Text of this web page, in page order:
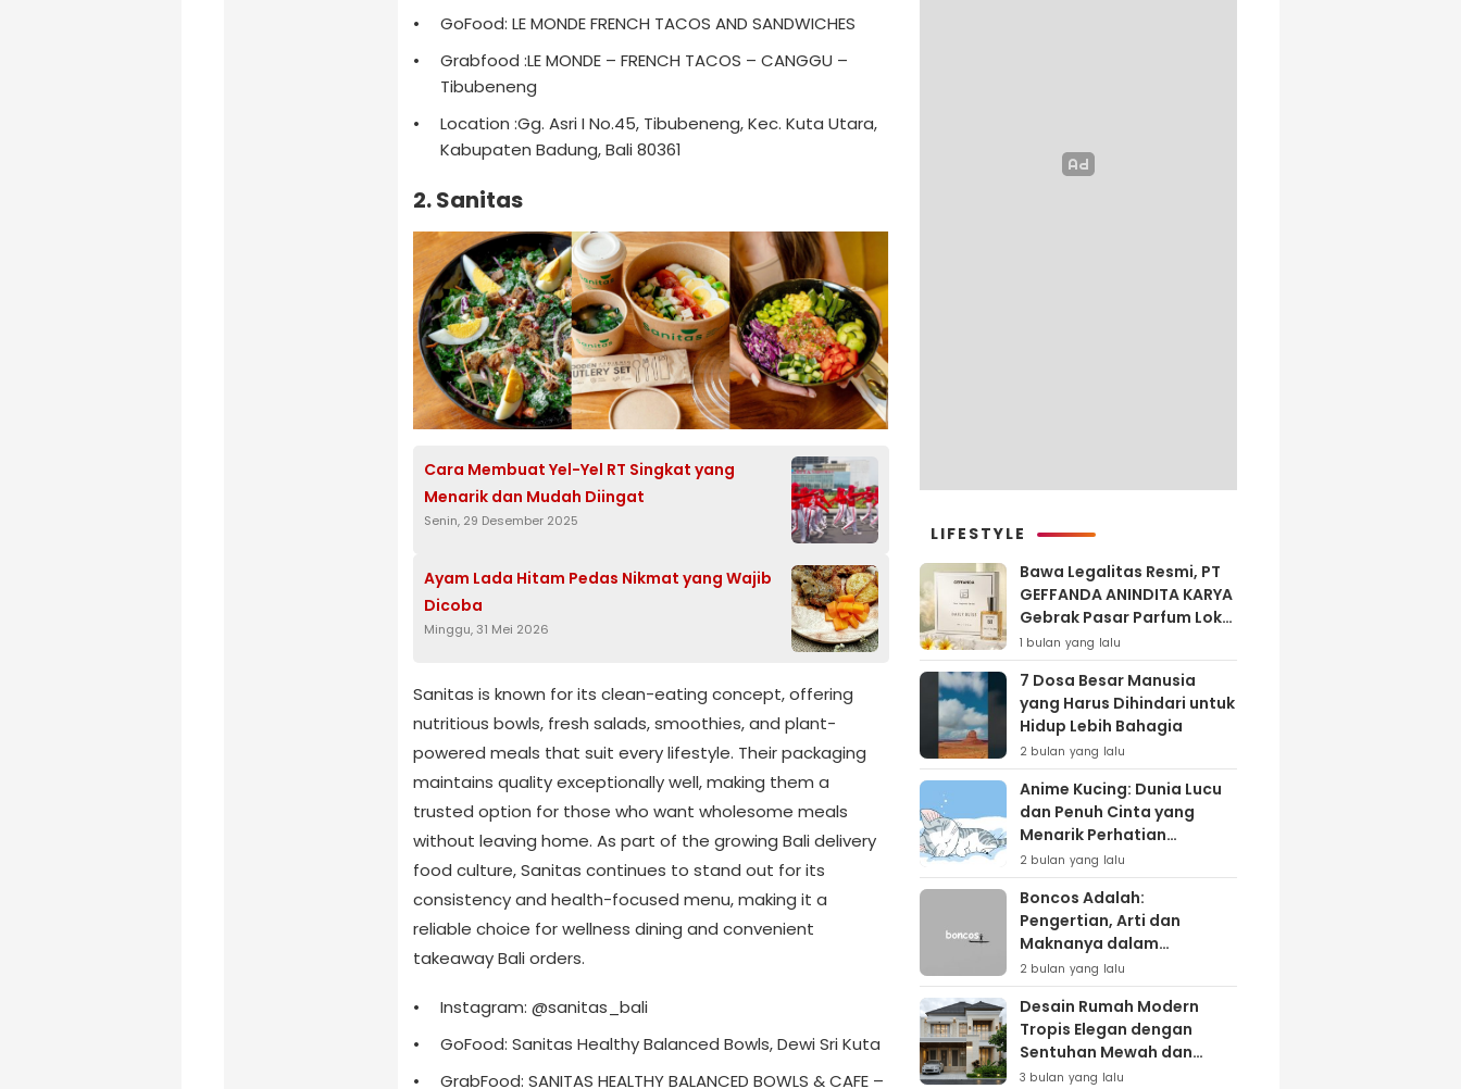
GoFood: LE MONDE FRENCH TACOS AND SANDWICHES
Grabfood :LE MONDE – FRENCH TACOS – CANGGU –
Tibubeneng
Location :Gg. Asri I No.45, Tibubeneng, Kec. Kuta Utara,
Kabupaten Badung, Bali 80361
2. Sanitas
Cara Membuat Yel-Yel RT Singkat yang
Menarik dan Mudah Diingat
Senin, 29 Desember 2025
Ayam Lada Hitam Pedas Nikmat yang Wajib
Dicoba
Minggu, 31 Mei 2026
Sanitas is known for its clean-eating concept, offering
nutritious bowls, fresh salads, smoothies, and plant-
powered meals that suit every lifestyle. Their packaging
maintains quality exceptionally well, making them a
trusted option for those who want wholesome meals
without leaving home. As part of the growing Bali delivery
food culture, Sanitas continues to stand out for its
consistency and health-focused menu, making it a
reliable choice for wellness dining and convenient
takeaway Bali orders.
Instagram: @sanitas_bali
GoFood: Sanitas Healthy Balanced Bowls, Dewi Sri Kuta
GrabFood: SANITAS HEALTHY BALANCED BOWLS & CAFE –
LIFESTYLE
Bawa Legalitas Resmi, PT
GEFFANDA ANINDITA KARYA
Gebrak Pasar Parfum Lokal
Lewat Varian ‘Daily Bliss’
1 bulan yang lalu
7 Dosa Besar Manusia
yang Harus Dihindari untuk
Hidup Lebih Bahagia
2 bulan yang lalu
Anime Kucing: Dunia Lucu
dan Penuh Cinta yang
Menarik Perhatian
Penggemar
2 bulan yang lalu
Boncos Adalah:
Pengertian, Arti dan
Maknanya dalam
Kehidupan Sehari-hari
2 bulan yang lalu
Desain Rumah Modern
Tropis Elegan dengan
Sentuhan Mewah dan
Natural
3 bulan yang lalu